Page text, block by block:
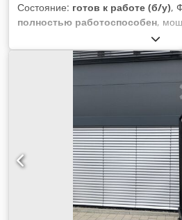
Состояние: готов к работе (б/у),
полностью работоспособен,
, моточасы:
двигателем Deutz 29,5 л.с. 5700
1990 Ковш Csdpjy Skqwsfx Al Ijha